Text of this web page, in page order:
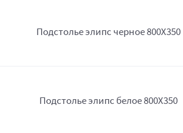
Подстолье элипс черное 800Х350
Подстолье элипс белое 800Х350